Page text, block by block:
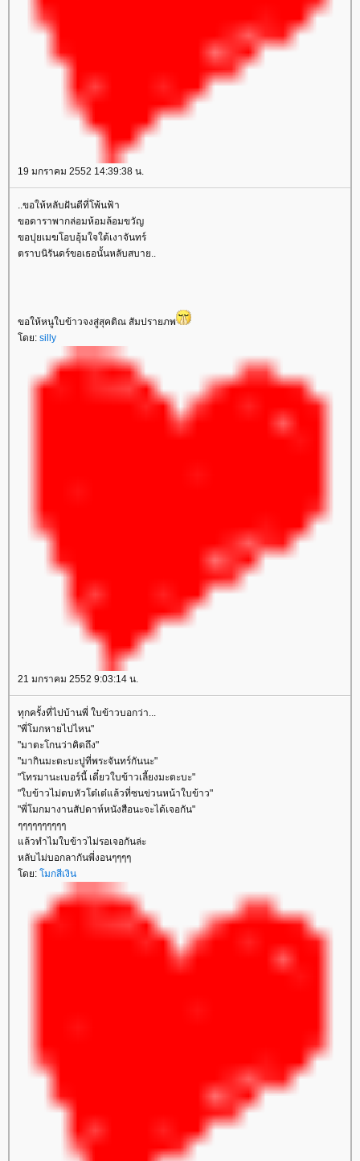
19 มกราคม 2552 14:39:38 น.
..ขอให้หลับฝันดีที่โพ้นฟ้า
ขอดาราพากล่อมห้อมล้อมขวัญ
ขอปุยเมฆโอบอุ้มใจใต้เงาจันทร์
ตราบนิรันดร์ขอเธอนั้นหลับสบาย..
ขอให้หนูใบข้าวจงสู่สุคติณ สัมปรายภพ
ดย: silly
21 มกราคม 2552 9:03:14 น.
ทุกครั้งที่ไปบ้านพี่ ใบข้าวบอกว่า...
"พี่โมกหายไปไหน"
"มาตะโกนว่าคิดถึง"
"มากินมะตะบะปูที่พระจันทร์กันนะ"
"โทรมานะเบอร์นี้ เดี๋ยวใบข้าวเลี้ยงมะตะบะ"
"ใบข้าวไม่ตบหัวโต๋เต๋แล้วที่ซนข่วนหน้าใบข้าว"
"พี่โมกมางานสัปดาห์หนังสือนะจะได้เจอกัน"
ๆๆๆๆๆๆๆๆๆๆ
ล้วทำไมใบข้าวไม่รอเจอกันล่ะ
หลับไม่บอกลากันพี่งอนๆๆๆๆ
ดย: มกสีเงิน